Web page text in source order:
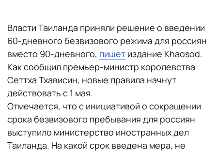
Власти Таиланда приняли решение о введении
60-дневного безвизового режима для россиян
вместо 90-дневного, пишет издание Khaosod.
Как сообщил премьер-министр королевства
Сеттха Тхависин, новые правила начнут
действовать с 1 мая.
Отмечается, что с инициативой о сокращении
срока безвизового пребывания для россиян
выступило министерство иностранных дел
Таиланда. На какой срок введена мера, не